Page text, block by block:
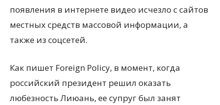
появления в интернете видео исчезло с сайтов
местных средств массовой информации, а
также из соцсетей.
Как пишет Foreign Policy, в момент, когда
российский президент решил оказать
любезность Лиюань, ее супруг был занят